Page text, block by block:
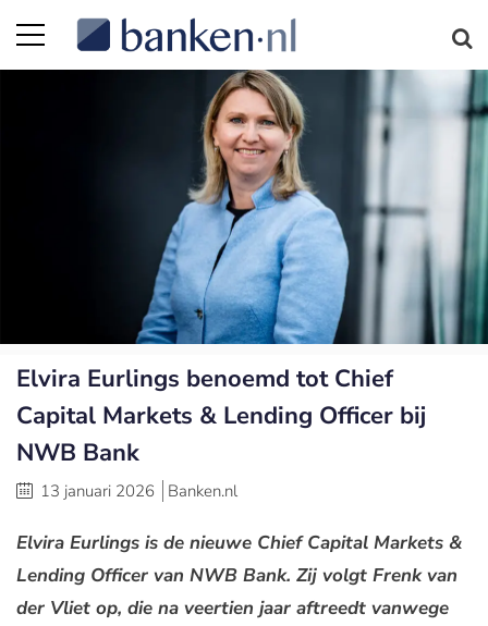
Elvira Eurlings benoemd tot Chief
Capital Markets & Lending Officer bij
NWB Bank
13 januari 2026 Banken.nl
Elvira Eurlings is de nieuwe Chief Capital Markets &
Lending Officer van NWB Bank. Zij volgt Frenk van
der Vliet op, die na veertien jaar aftreedt vanwege